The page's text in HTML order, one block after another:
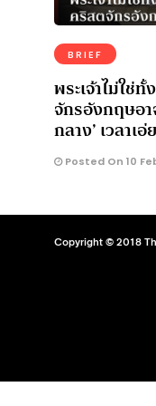
BRIEF
พระเจ้าไม่ใช่
จักรอังกฤษอา
กลาง’ เวลาเ
Posted On 10
Copyright © 2018